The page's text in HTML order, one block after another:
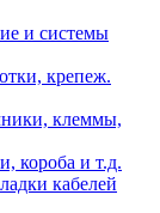
и системы
крепеж.
клеммы,
короба и т.д.
кабелей